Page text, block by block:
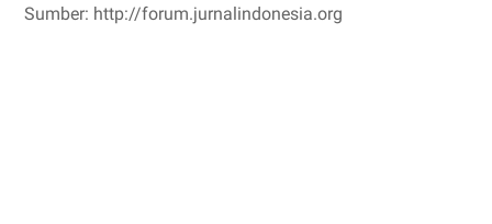
Sumber: http://forum.jurnalindonesia.org